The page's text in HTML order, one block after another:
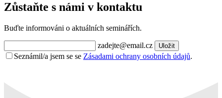
Zůstaňte s námi v kontaktu
Buďte informováni o aktuálních seminářích.
zadejte@email.cz Uložit
Seznámil/a jsem se se Zásadami ochrany osobních údajů.